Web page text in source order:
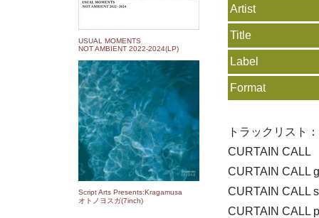
USUAL MOMENTS
NOT AMBIENT 2022​-​2024(LP)
Script Arts Presents:Kragamusa
オトノヨスガ(7inch)
Artist
Title
Label
Format
トラックリスト：
CURTAIN CALL
CURTAIN CALL
CURTAIN CALL
CURTAIN CALL